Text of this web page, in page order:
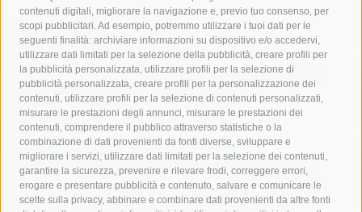
contenuti digitali, migliorare la navigazione e, previo tuo consenso, per
scopi pubblicitari. Ad esempio, potremmo utilizzare i tuoi dati per le
seguenti finalità: archiviare informazioni su dispositivo e/o accedervi,
utilizzare dati limitati per la selezione della pubblicità, creare profili per
la pubblicità personalizzata, utilizzare profili per la selezione di
pubblicità personalizzata, creare profili per la personalizzazione dei
contenuti, utilizzare profili per la selezione di contenuti personalizzati,
misurare le prestazioni degli annunci, misurare le prestazioni dei
contenuti, comprendere il pubblico attraverso statistiche o la
combinazione di dati provenienti da fonti diverse, sviluppare e
migliorare i servizi, utilizzare dati limitati per la selezione dei contenuti,
garantire la sicurezza, prevenire e rilevare frodi, correggere errori,
erogare e presentare pubblicità e contenuto, salvare e comunicare le
scelte sulla privacy, abbinare e combinare dati provenienti da altre fonti
acqua allerta meteo
anas
area marina protetta di punta campanella
arresto
Asl Napoli 3 sud
capitaneria di porto capri
carabinieri
castellammare di stabia
circumvesuviana
comune di sorrento
concerto
contagi
costiera amalfitana
covid-19 eav
elezioni
fondazione sorrento
gori guardia costiera
incidente
lavori
lorenzo balducelli mare massa lubrense